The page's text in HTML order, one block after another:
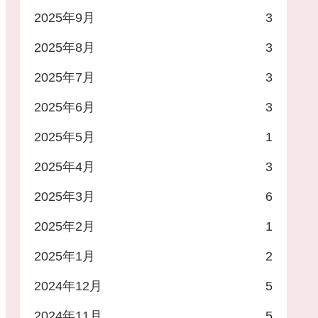
2025年9月 3
2025年8月 3
2025年7月 3
2025年6月 3
2025年5月 1
2025年4月 3
2025年3月 6
2025年2月 1
2025年1月 2
2024年12月 5